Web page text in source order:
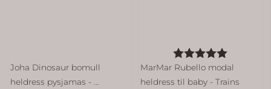
Joha Dinosaur bomull
heldress pysjamas - ...
Karakter:
MarMar Rubello modal
heldress til baby - Trains